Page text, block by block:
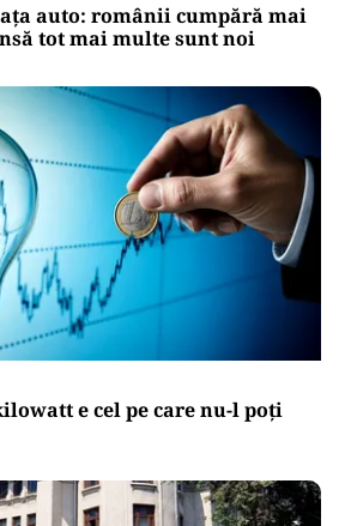
auto: românii cumpără mai
tot mai multe sunt noi
e cel pe care nu-l poți